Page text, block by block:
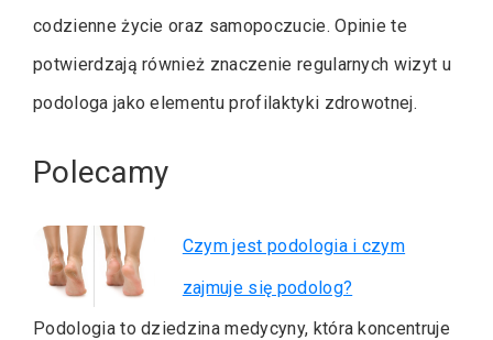
codzienne życie oraz samopoczucie. Opinie te
potwierdzają również znaczenie regularnych wizyt u
podologa jako elementu profilaktyki zdrowotnej.
Polecamy
Czym jest podologia i czym
zajmuje się podolog?
Podologia to dziedzina medycyny, która koncentruje